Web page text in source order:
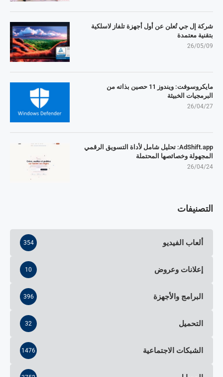
شركة إل جي تُعلن عن أول أجهزة تلفاز لاسلكية
بتقنية معتمدة
26/05/09
مايكروسوفت: ويندوز 11 حصين بذاته من
البرمجيات الخبيثة
26/04/27
AdShift.app: تحليل شامل لأداة التسويق الرقمي
المجهولة وخصائصها المحتملة
26/04/24
التصنيفات
ألعاب الفيديو 354
إعلانات وعروض 10
البرامج والأجهزة 396
التحميل 32
الشبكات الاجتماعية 1476